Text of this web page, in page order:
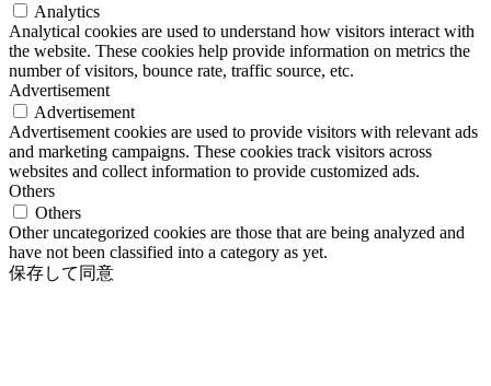
Analytics
Analytical cookies are used to understand how visitors interact with
the website. These cookies help provide information on metrics the
number of visitors, bounce rate, traffic source, etc.
Advertisement
Advertisement
Advertisement cookies are used to provide visitors with relevant ads
and marketing campaigns. These cookies track visitors across
websites and collect information to provide customized ads.
Others
Others
Other uncategorized cookies are those that are being analyzed and
have not been classified into a category as yet.
保存して同意